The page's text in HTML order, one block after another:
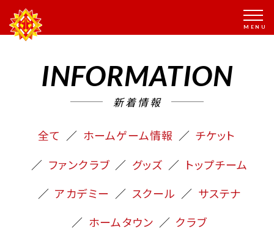
INFORMATION
新着情報
全て ホームゲーム情報
チケット
ファンクラブ
グッズ
トップチーム
アカデミー
スクール
サステナ
ホームタウン
クラブ